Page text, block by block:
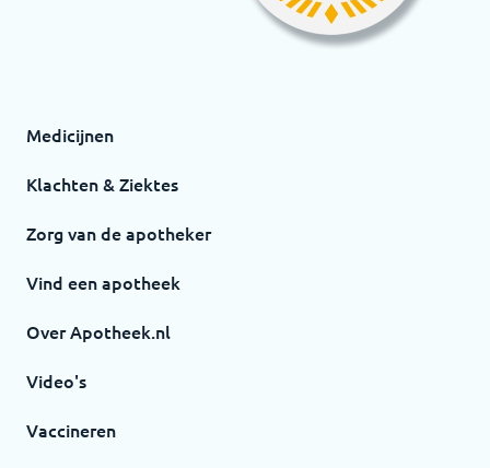
Medicijnen
Klachten & Ziektes
Zorg van de apotheker
Vind een apotheek
Over Apotheek.nl
Video's
Vaccineren